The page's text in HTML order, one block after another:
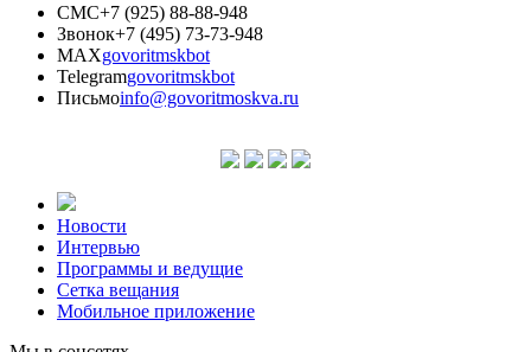
СМС+7 (925) 88-88-948
Звонок+7 (495) 73-73-948
MAXgovoritmskbot
Telegramgovoritmskbot
Письмоinfo@govoritmoskva.ru
Новости
Интервью
Программы и ведущие
Сетка вещания
Мобильное приложение